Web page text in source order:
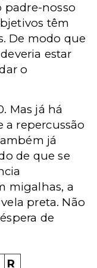
padre-nosso
têm
De modo que
estar
o
Mas já há
a repercussão
já
de que se
migalhas, a
preta. Não
de
R